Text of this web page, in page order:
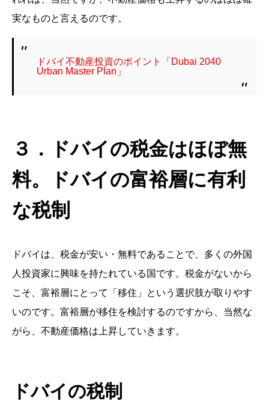
実なものと言えるのです。
ドバイ不動産投資のポイント「Dubai 2040
Urban Master Plan」
３．ドバイの税金はほぼ無
料。ドバイの富裕層に有利
な税制
ドバイは、税金が安い・無料であることで、多くの外国
人投資家に興味を持たれている国です。税金がないから
こそ、富裕層にとって「移住」という選択肢が取りやす
いのです。富裕層が移住を検討するのですから、当然な
がら、不動産価格は上昇していきます。
ドバイの税制